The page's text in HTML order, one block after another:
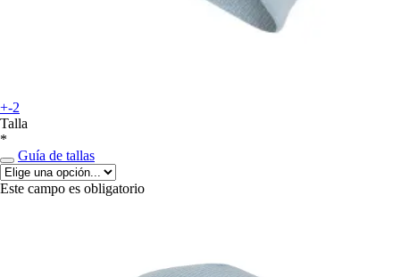
+-2
Talla
*
Guía de tallas
Este campo es obligatorio